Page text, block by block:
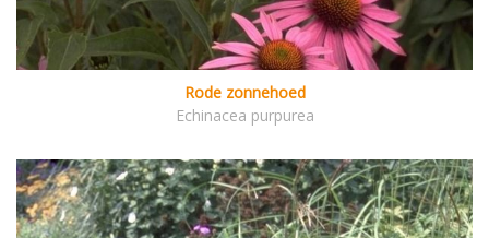
Rode zonnehoed
Echinacea purpurea